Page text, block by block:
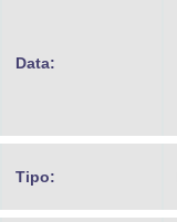
Data:
Tipo: